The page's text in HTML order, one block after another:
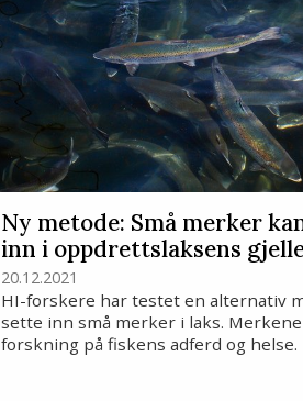
Ny metode: Små merker
inn i oppdrettslaksens
20.12.2021
HI-forskere har testet en alternativ
sette inn små merker i laks.
forskning på fiskens adferd og helse.